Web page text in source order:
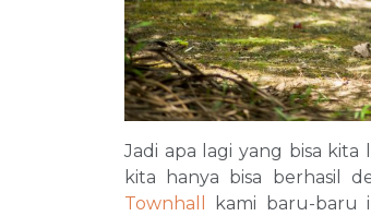
Jadi apa lagi yang bisa
kita hanya bisa berhasil
Townhall
kami baru-baru